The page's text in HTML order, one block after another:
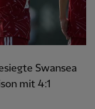
Swansea
mit 4:1